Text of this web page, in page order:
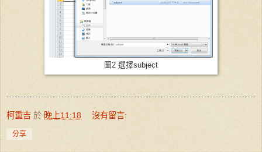
圖2 選擇subject
柯重吉 於 晚上11:18 沒有留言:
分享